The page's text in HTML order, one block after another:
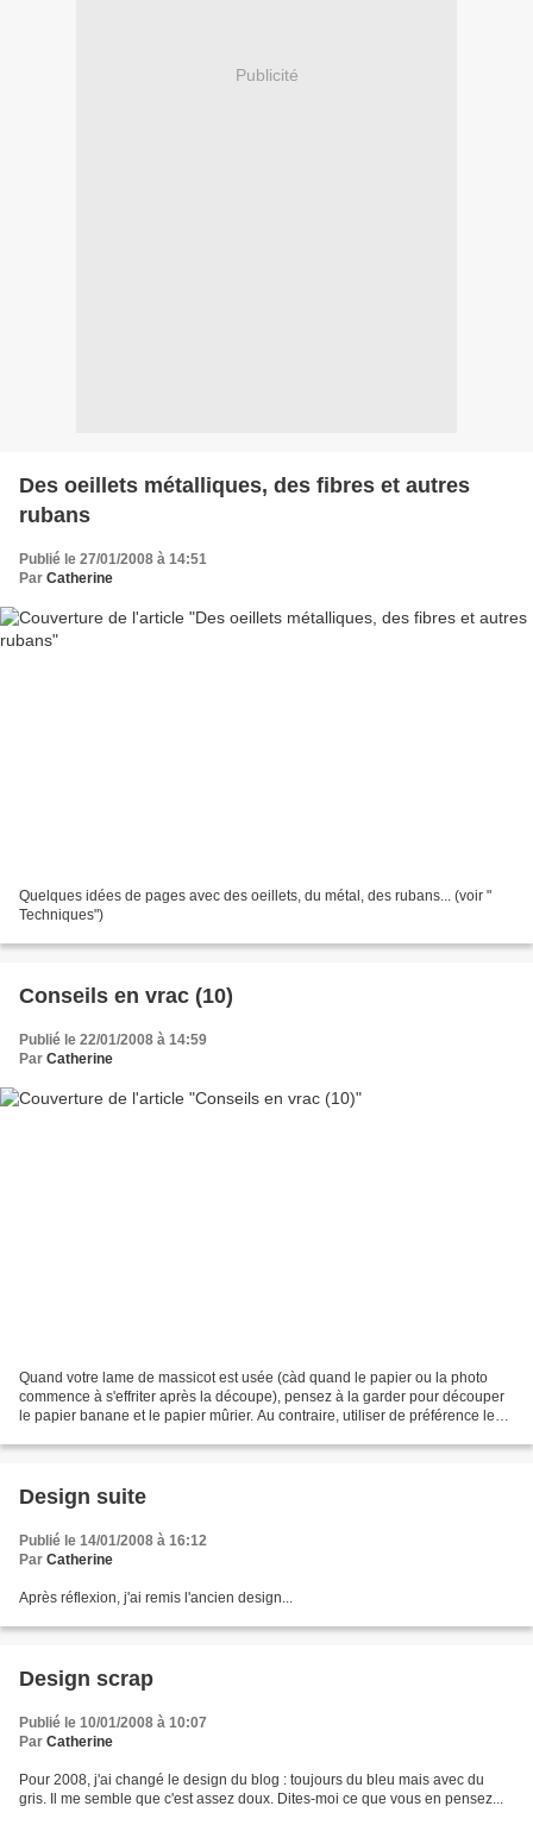
Publicité
Des oeillets métalliques, des fibres et autres
rubans
Publié le 27/01/2008 à 14:51
Par Catherine
Quelques idées de pages avec des oeillets, du métal, des rubans... (voir "
Techniques")
Conseils en vrac (10)
Publié le 22/01/2008 à 14:59
Par Catherine
Quand votre lame de massicot est usée (càd quand le papier ou la photo
commence à s'effriter après la découpe), pensez à la garder pour découper
le papier banane et le papier mûrier. Au contraire, utiliser de préférence le
Design suite
Publié le 14/01/2008 à 16:12
Par Catherine
Après réflexion, j'ai remis l'ancien design...
Design scrap
Publié le 10/01/2008 à 10:07
Par Catherine
Pour 2008, j'ai changé le design du blog : toujours du bleu mais avec du
gris. Il me semble que c'est assez doux. Dites-moi ce que vous en pensez...